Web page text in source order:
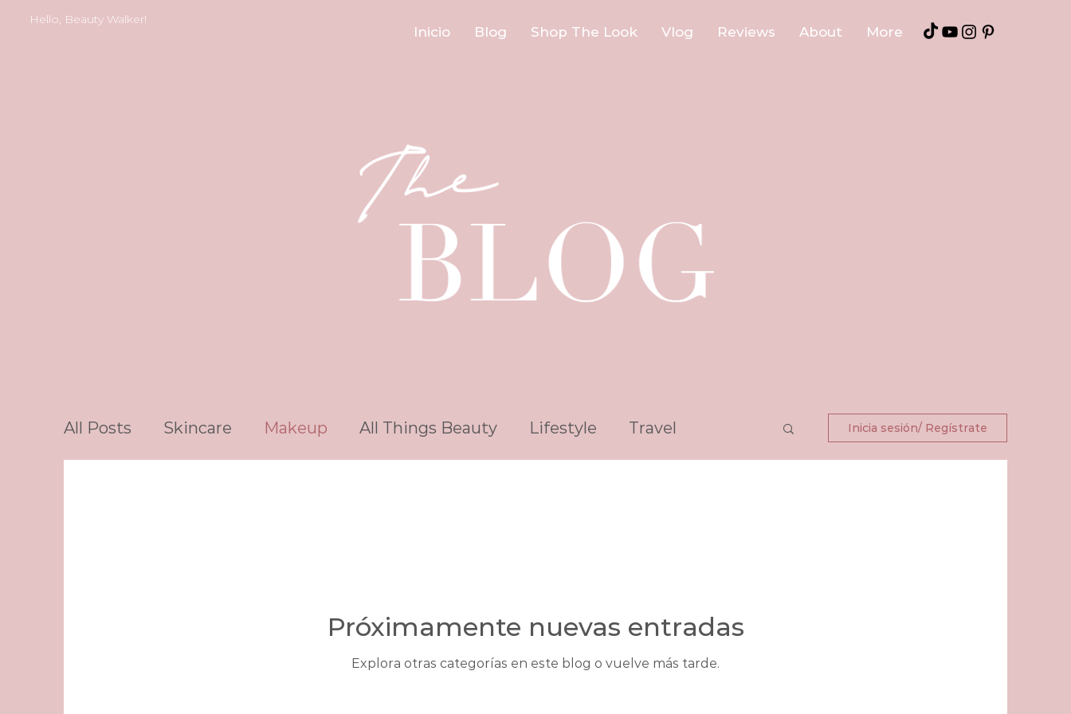
Hello, Beauty Walker!
Inicio Blog Shop The Look Vlog Reviews About More
All Posts Skincare Makeup All Things Beauty Lifestyle Travel Inicia sesión/ Regístrate
Próximamente nuevas entradas
Explora otras categorías en este blog o vuelve más tarde.